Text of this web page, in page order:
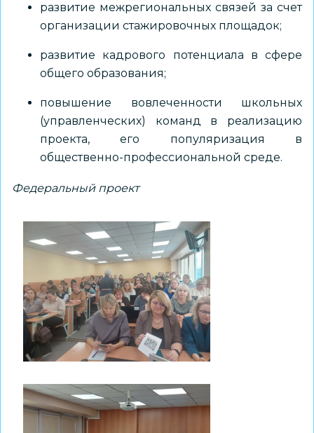
развитие межрегиональных связей за счет
организации стажировочных площадок;
развитие кадрового потенциала в сфере
общего образования;
повышение вовлеченности школьных
(управленческих) команд в реализацию
проекта, его популяризация в
общественно-профессиональной среде.
Федеральный проект